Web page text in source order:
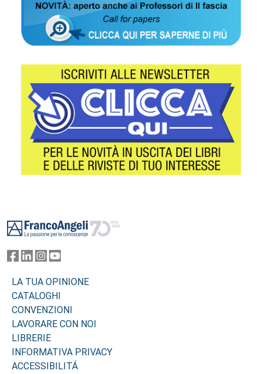
LA TUA OPINIONE
CATALOGHI
CONVENZIONI
LAVORARE CON NOI
LIBRERIE
INFORMATIVA PRIVACY
ACCESSIBILITÁ